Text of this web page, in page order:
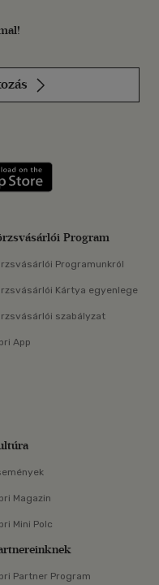
Szerezd meg: Google
Program
Programunkról
Kártya egyenlege
szabályzat
App
Magazin
Mini Polc
Partner Program